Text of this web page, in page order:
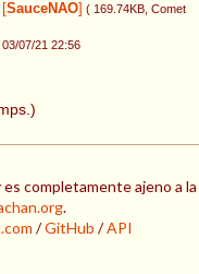
SauceNAO ( 169.74KB , Comet
03/07/21 22:56
completamente ajeno a la
.
/GitHub /API